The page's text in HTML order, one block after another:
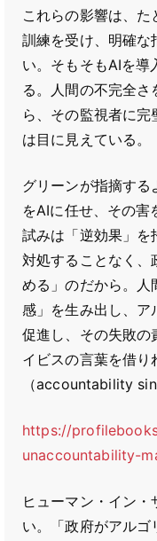
これらの影響は、
訓練を受け、明確な
い。そもそもAIを導
る。人間の不完全
ら、その監視者に
は目に見えている。
グリーンが指摘する
をAIに任せ、その害
試みは「逆効果」を
対処することなく、
める」のだから。人
感」を生み出し、ア
促進し、その失敗の
イビスの言葉を借
（accountability
https://
unaccountability-
ヒューマン・イン
い。「政府がアル